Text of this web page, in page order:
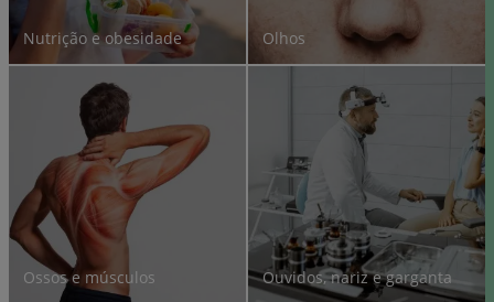
Nutrição e obesidade Olhos
Ossos e músculos Ouvidos, nariz e garganta